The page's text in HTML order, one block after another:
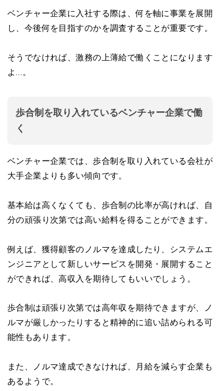
ベンチャー企業に入社する際は、何を軸に事業を展開
し、今後何を目指すのかを調査することが重要です。
そうでなければ、激務の上薄給で働くことになります
よ…。
歩合制を取り入れているベンチャー企業で働
く
ベンチャー企業では、歩合制を取り入れている会社が
大手企業よりも多い傾向です。
基本給は高くなくても、歩合制の比率が高ければ、自
分の頑張り次第では高い給料を得ることができます。
例えば、獲得顧客のノルマを達成したり、システムエ
ンジニアとして新しいサービスを開発・展開すること
ができれば、高収入を期待してもいいでしょう。
歩合制は頑張り次第では高年収を期待できますが、ノ
ルマが厳しかったりすると精神的に追い詰められる可
能性もあります。
また、ノルマ達成できなければ、月給を減らす企業も
あるようで。